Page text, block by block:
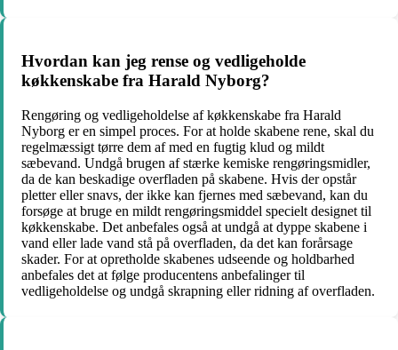
Hvordan kan jeg rense og vedligeholde
køkkenskabe fra Harald Nyborg?
Rengøring og vedligeholdelse af køkkenskabe fra Harald
Nyborg er en simpel proces. For at holde skabene rene, skal du
regelmæssigt tørre dem af med en fugtig klud og mildt
sæbevand. Undgå brugen af stærke kemiske rengøringsmidler,
da de kan beskadige overfladen på skabene. Hvis der opstår
pletter eller snavs, der ikke kan fjernes med sæbevand, kan du
forsøge at bruge en mildt rengøringsmiddel specielt designet til
køkkenskabe. Det anbefales også at undgå at dyppe skabene i
vand eller lade vand stå på overfladen, da det kan forårsage
skader. For at opretholde skabenes udseende og holdbarhed
anbefales det at følge producentens anbefalinger til
vedligeholdelse og undgå skrapning eller ridning af overfladen.